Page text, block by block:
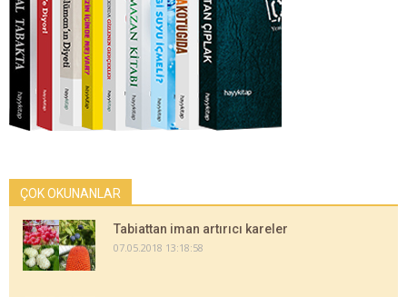
ÇOK OKUNANLAR
Tabiattan iman artırıcı kareler
07.05.2018 13:18:58